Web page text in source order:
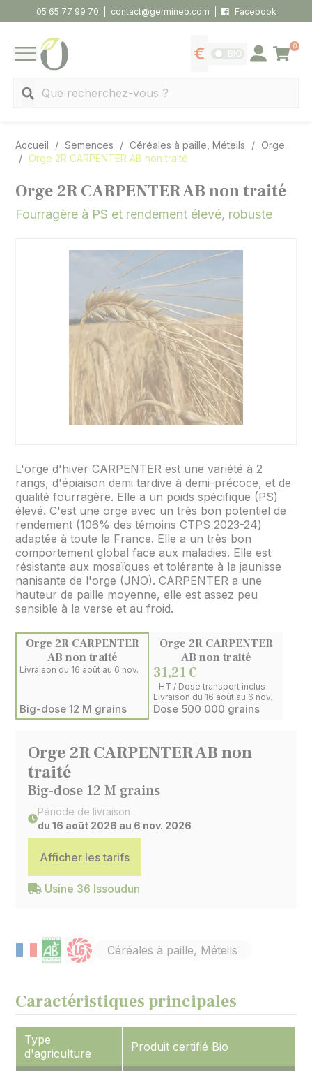
05 65 77 99 70 contact@germineo.com Facebook
MENU
Afficher les tarifs
BIO Se connecter
0
Panier
Accueil Semences Céréales à paille, Méteils
Orge
Orge 2R CARPENTER AB non traité
Orge 2R CARPENTER AB non traité
Fourragère à PS et rendement élevé, robuste
L'orge d'hiver CARPENTER est une variété à 2
rangs, d'épiaison demi tardive à demi-précoce, et de
qualité fourragère. Elle a un poids spécifique (PS)
élevé. C'est une orge avec un très bon potentiel de
rendement (106% des témoins CTPS 2023-24)
adaptée à toute la France. Elle a un très bon
comportement global face aux maladies. Elle est
résistante aux mosaïques et tolérante à la jaunisse
nanisante de l'orge (JNO). CARPENTER a une
hauteur de paille moyenne, elle est assez peu
sensible à la verse et au froid.
Orge 2R CARPENTER
AB non traité
Livraison du 16 août au 6 nov.
Big-dose 12 M grains
Orge 2R CARPENTER
AB non traité
31,21 €
HT / Dose transport inclus
Livraison du 16 août au 6 nov.
Dose 500 000 grains
Orge 2R CARPENTER AB non
traité
Big-dose 12 M grains
Période de livraison :
du 16 août 2026 au 6 nov. 2026
Afficher les tarifs
Usine 36 Issoudun
Céréales à paille, Méteils
Caractéristiques principales
Type
d'agriculture
Produit certifié Bio
Panneau de gestion des cookies